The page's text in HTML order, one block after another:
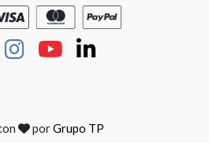
porGrupo TP